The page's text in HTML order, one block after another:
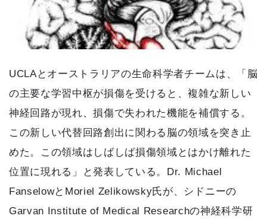
UCLAとオーストラリアの生命科学者チームは、「脳
の主要な学習中枢が損傷を受けると、複雑な新しい
神経回路が現れ、損傷で失われた機能を補償する。
この新しい代替回路創出に関わる脳の領域を突き止
めた。この領域はしばしば損傷領域とはかけ離れた
位置に現れる」と発表している。Dr. Michael
FanselowとMoriel Zelikowsky氏が、シドニーの
Garvan Institute of Medical Researchの神経科学研